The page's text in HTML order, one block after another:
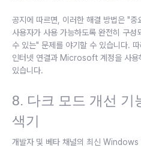
공지에 따르면, 이러한 해결 방법은 "
사용자가 사용 가능하도록 완전히 구
수 있는" 문제를 야기할 수 있습니다.
인터넷 연결과 Microsoft 계정을 사용
있습니다.
8. 다크 모드 개선 기
색기
개발자 및 베타 채널의 최신 Windows